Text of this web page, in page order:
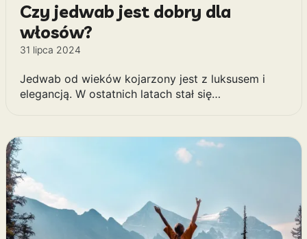
Czy jedwab jest dobry dla
włosów?
31 lipca 2024
Jedwab od wieków kojarzony jest z luksusem i
elegancją. W ostatnich latach stał się…